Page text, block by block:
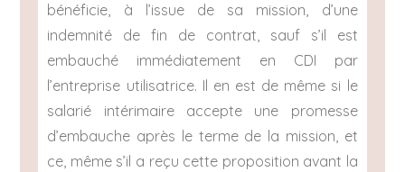
bénéficie, à l’issue de sa mission, d’une
indemnité de fin de contrat, sauf s’il est
embauché immédiatement en CDI par
l’entreprise utilisatrice. Il en est de même si le
salarié intérimaire accepte une promesse
d’embauche après le terme de la mission, et
ce, même s’il a reçu cette proposition avant la